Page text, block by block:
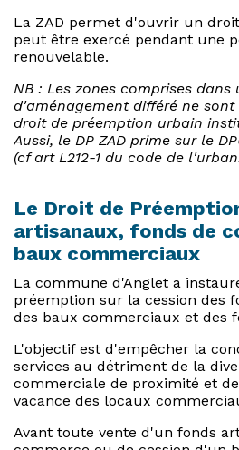
La ZAD permet d'ouvrir un
peut être exercé pendant une
renouvelable.
NB : Les zones comprises dans
d'aménagement différé ne sont
droit de préemption urbain
Aussi, le DP ZAD prime sur le
(cf art L212-1 du code de
Le Droit de
artisanaux, fonds de
baux commerciaux
La commune d'Anglet a
préemption sur la cession des
des baux commerciaux et des
L'objectif est d'empêcher la
services au détriment de la
commerciale de proximité et
vacance des locaux
Avant toute vente d'un fonds